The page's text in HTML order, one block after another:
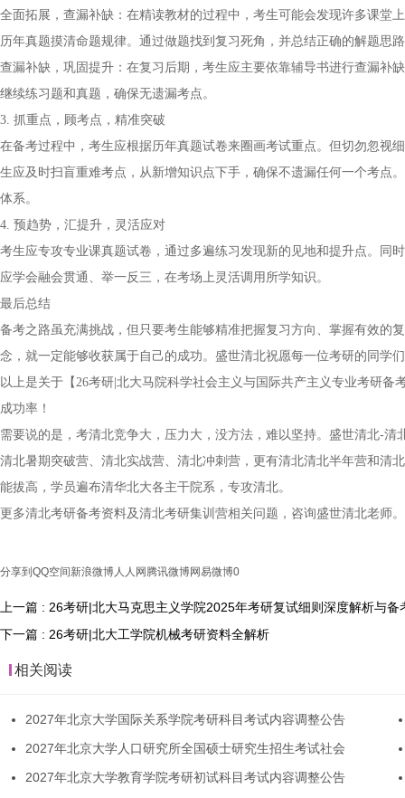
全面拓展，查漏补缺：在精读教材的过程中，考生可能会发现许多课堂
历年真题摸清命题规律。通过做题找到复习死角，并总结正确的解题思
查漏补缺，巩固提升：在复习后期，考生应主要依靠辅导书进行查漏补
继续练习题和真题，确保无遗漏考点。
3. 抓重点，顾考点，精准突破
在备考过程中，考生应根据历年真题试卷来圈画考试重点。但切勿忽视
生应及时扫盲重难考点，从新增知识点下手，确保不遗漏任何一个考点
体系。
4. 预趋势，汇提升，灵活应对
考生应专攻专业课真题试卷，通过多遍练习发现新的见地和提升点。同
应学会融会贯通、举一反三，在考场上灵活调用所学知识。
最后总结
备考之路虽充满挑战，但只要考生能够精准把握复习方向、掌握有效的
念，就一定能够收获属于自己的成功。盛世清北祝愿每一位考研的同学
以上是关于【26考研|北大马院科学社会主义与国际共产主义专业考研
成功率！
需要说的是，考清北竞争大，压力大，没方法，难以坚持。盛世清北-
清北暑期突破营、清北实战营、清北冲刺营，更有清北清北半年营和清
能拔高，学员遍布清华北大各主干院系，专攻清北。
更多清北考研备考资料及清北考研集训营相关问题，咨询盛世清北老师。
分享到 QQ空间 新浪微博人人网 腾讯微博网易微博0
上一篇 : 26考研|北大马克思主义学院2025年考研复试细则深度解析与备
下一篇 : 26考研|北大工学院机械考研资料全解析
相关阅读
2027年北京大学国际关系学院考研科目考试内容调整公告
2027年北京大学人口研究所全国硕士研究生招生考试社会
2027年北京大学教育学院考研初试科目考试内容调整公告